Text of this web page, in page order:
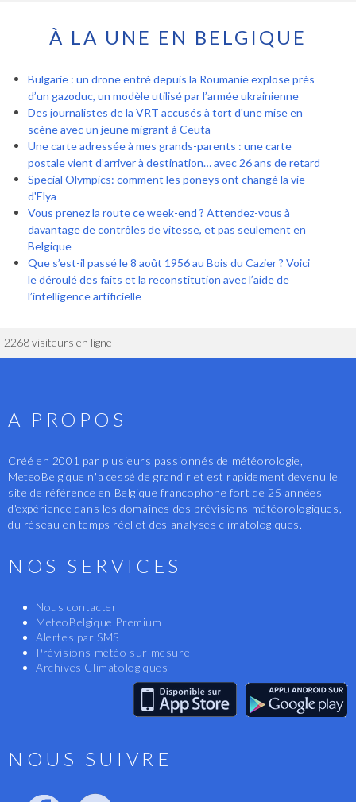
À LA UNE EN BELGIQUE
Bulgarie : un drone entré depuis la Roumanie explose près
d’un gazoduc, un modèle utilisé par l’armée ukrainienne
Des journalistes de la VRT accusés à tort d'une mise en
scène avec un jeune migrant à Ceuta
Une carte adressée à mes grands-parents : une carte
postale vient d’arriver à destination… avec 26 ans de retard
Special Olympics: comment les poneys ont changé la vie
d'Elya
Vous prenez la route ce week-end ? Attendez-vous à
davantage de contrôles de vitesse, et pas seulement en
Belgique
Que s’est-il passé le 8 août 1956 au Bois du Cazier ? Voici
le déroulé des faits et la reconstitution avec l’aide de
l’intelligence artificielle
2268 visiteurs en ligne
A PROPOS
Créé en 2001 par plusieurs passionnés de météorologie,
MeteoBelgique n'a cessé de grandir et est rapidement devenu le
site de référence en Belgique francophone fort de 25 années
d'expérience dans les domaines des prévisions météorologiques,
du réseau en temps réel et des analyses climatologiques.
NOS SERVICES
Nous contacter
MeteoBelgique Premium
Alertes par SMS
Prévisions météo sur mesure
Archives Climatologiques
NOUS SUIVRE